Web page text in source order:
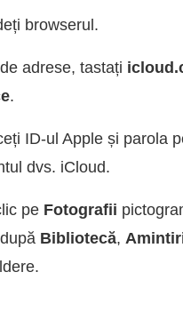
browserul.
adrese, tastați
.
ID-ul Apple și parola
dvs. iCloud.
pe Fotografii
Bibliotecă,